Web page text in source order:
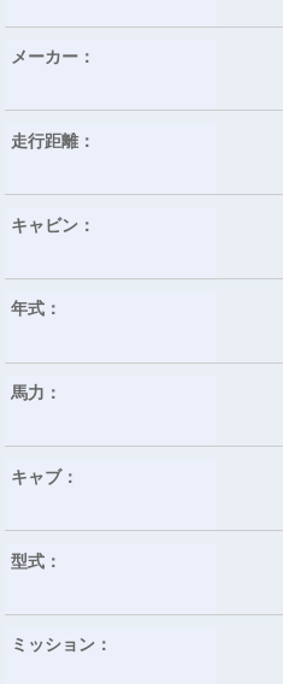
メーカー：
走行距離：
キャビン：
年式：
馬力：
キャブ：
型式：
ミッション：